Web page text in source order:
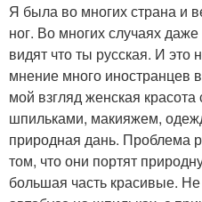
Я была во многих страна и
ног. Во многих случаях
видят что ты русская. И
мнение много иностранцев
мой взгляд женская
шпильками, макияжем,
природная дань. Проблема
том, что они портят
большая часть красивые.